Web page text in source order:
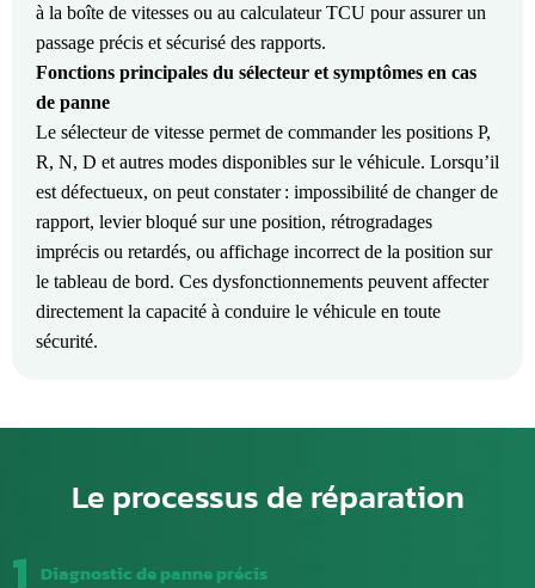
à la boîte de vitesses ou au calculateur TCU pour assurer un
passage précis et sécurisé des rapports.
Fonctions principales du sélecteur et symptômes en cas
de panne
Le sélecteur de vitesse permet de commander les positions P,
R, N, D et autres modes disponibles sur le véhicule. Lorsqu’il
est défectueux, on peut constater : impossibilité de changer de
rapport, levier bloqué sur une position, rétrogradages
imprécis ou retardés, ou affichage incorrect de la position sur
le tableau de bord. Ces dysfonctionnements peuvent affecter
directement la capacité à conduire le véhicule en toute
sécurité.
Le processus de réparation
1 Diagnostic de panne précis